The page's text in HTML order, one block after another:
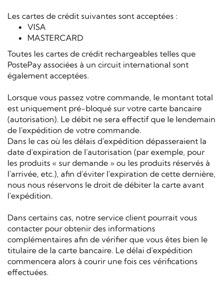
Les cartes de crédit suivantes sont acceptées :
VISA
MASTERCARD
Toutes les cartes de crédit rechargeables telles que
PostePay associées à un circuit international sont
également acceptées.
Lorsque vous passez votre commande, le montant total
est uniquement pré-bloqué sur votre carte bancaire
(autorisation). Le débit ne sera effectif que le lendemain
de l'expédition de votre commande.
Dans le cas où les délais d'expédition dépasseraient la
date d'expiration de l'autorisation (par exemple, pour
les produits « sur demande » ou les produits réservés à
l'arrivée, etc.), afin d'éviter l'expiration de cette dernière,
nous nous réservons le droit de débiter la carte avant
l'expédition.
Dans certains cas, notre service client pourrait vous
contacter pour obtenir des informations
complémentaires afin de vérifier que vous êtes bien le
titulaire de la carte bancaire. Le délai d'expédition
commencera alors à courir une fois ces vérifications
effectuées.